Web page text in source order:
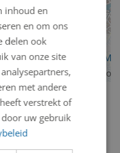
inhoud en
en om ons
delen ook
van onze site
met andere
verstrekt of
uw gebruik